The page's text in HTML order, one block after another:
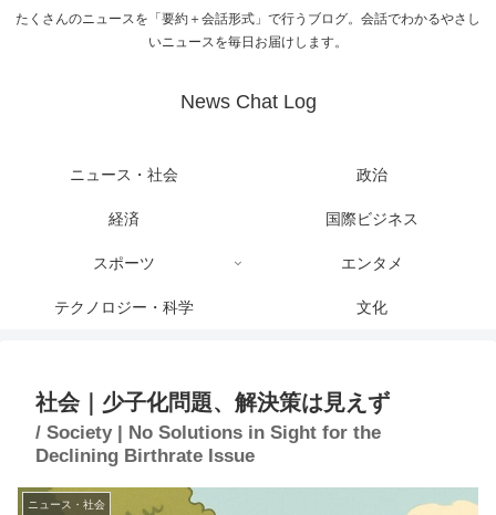
たくさんのニュースを「要約＋会話形式」で行うブログ。会話でわかるやさし
いニュースを毎日お届けします。
News Chat Log
ニュース・社会 政治
経済 国際ビジネス
スポーツ エンタメ
テクノロジー・科学 文化
社会｜少子化問題、解決策は見えず
/ Society | No Solutions in Sight for the
Declining Birthrate Issue
ニュース・社会